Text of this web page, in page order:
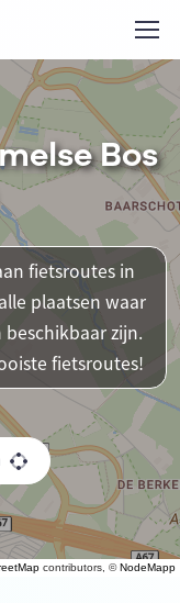
contributors, ©NodeMapp
Bos
fietsroutes in
plaatsen waar
zijn.
fietsroutes!